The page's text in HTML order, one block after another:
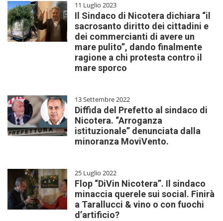
11 Luglio 2023
Il Sindaco di Nicotera dichiara “il
sacrosanto diritto dei cittadini e
dei commercianti di avere un
mare pulito”, dando finalmente
ragione a chi protesta contro il
mare sporco
13 Settembre 2022
Diffida del Prefetto al sindaco di
Nicotera. “Arroganza
istituzionale” denunciata dalla
minoranza MoviVento.
25 Luglio 2022
Flop “DiVin Nicotera”. Il sindaco
minaccia querele sui social. Finirà
a Tarallucci & vino o con fuochi
d’artificio?